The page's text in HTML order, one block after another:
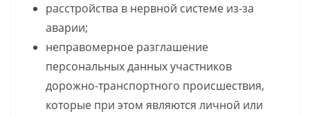
расстройства в нервной системе из-за
аварии;
неправомерное разглашение
персональных данных участников
дорожно-транспортного происшествия,
которые при этом являются личной или